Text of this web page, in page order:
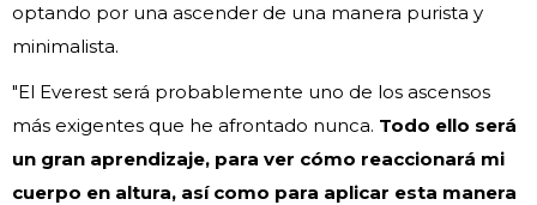
optando por una ascender de una manera purista y
minimalista.
"El Everest será probablemente uno de los ascensos
más exigentes que he afrontado nunca. Todo ello será
un gran aprendizaje, para ver cómo reaccionará mi
cuerpo en altura, así como para aplicar esta manera